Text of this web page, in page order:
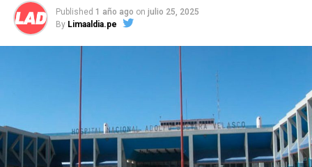
Published 1 año ago on julio 25, 2025
By Limaaldia.pe